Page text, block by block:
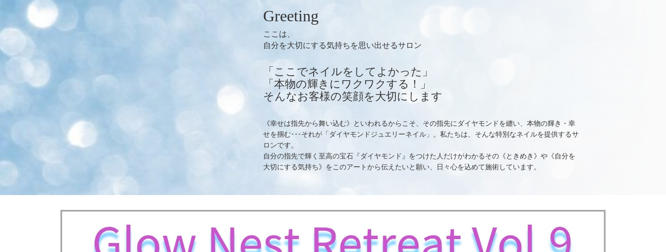
Greeting
ここは、
自分を大切にする気持ちを思い出せるサロン
「ここでネイルをしてよかった」
「本物の輝きにワクワクする！」
そんなお客様の笑顔を大切にします
《幸せは指先から舞い込む》といわれるからこそ、その指先にダイヤモンドを纏い、本物の輝き・幸
せを掴む･･･それが「ダイヤモンドジュエリーネイル」。私たちは、そんな特別なネイルを提供するサ
ロンです。
自分の指先で輝く至高の宝石『ダイヤモンド』をつけた人だけがわかるその《ときめき》や《自分を
大切にする気持ち》をこのアートから伝えたいと願い、日々心を込めて施術しています。